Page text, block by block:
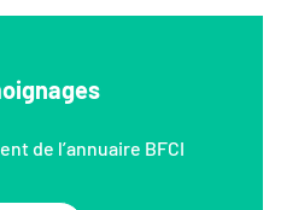
de l’annuaire BFCI